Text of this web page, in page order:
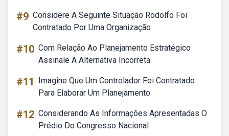
#9 Considere A Seguinte Situação Rodolfo Foi
Contratado Por Uma Organização
#10 Com Relação Ao Planejamento Estratégico
Assinale A Alternativa Incorreta
#11
Imagine Que Um Controlador Foi Contratado
Para Elaborar Um Planejamento
#12 Considerando As Informações Apresentadas O
Prédio Do Congresso Nacional